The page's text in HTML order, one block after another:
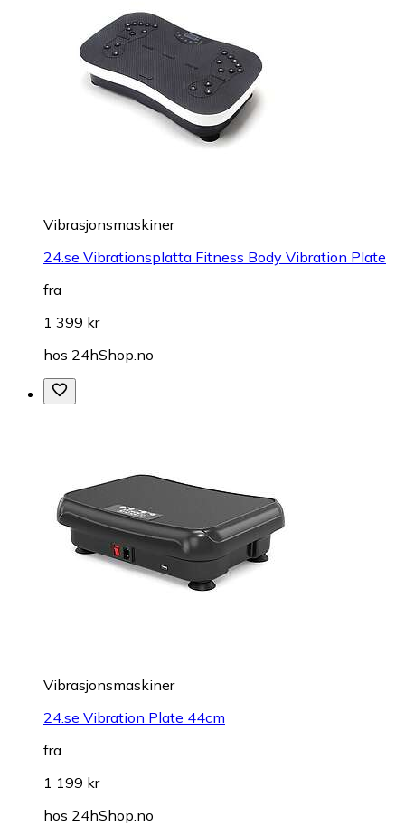
Vibrasjonsmaskiner
24.se Vibrationsplatta Fitness Body Vibration Plate
fra
1 399 kr
hos 24hShop.no
Vibrasjonsmaskiner
24.se Vibration Plate 44cm
fra
1 199 kr
hos 24hShop.no